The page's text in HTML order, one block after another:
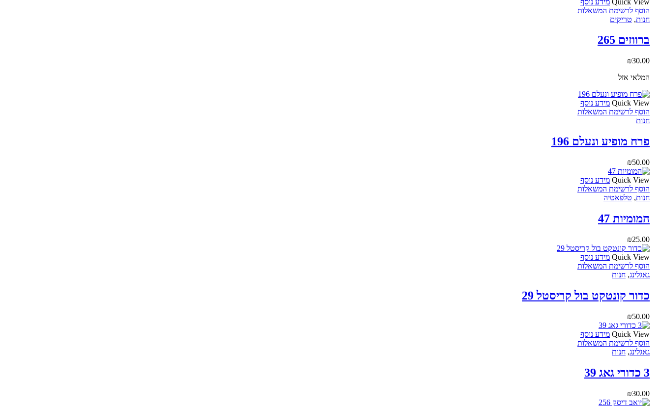
הוסף לרשימת המשאלות
חנות, טריקים
ברווזים 265
₪30.00
המלאי אזל
Quick View מידע נוסף
הוסף לרשימת המשאלות
חנות
פרח מופיע ונעלם 196
₪50.00
Quick View מידע נוסף
הוסף לרשימת המשאלות
חנות, טלפאטיה
המומיות 47
₪25.00
Quick View מידע נוסף
הוסף לרשימת המשאלות
גאגלינג, חנות
כדור קונטקט בול קריסטל 29
₪50.00
Quick View מידע נוסף
הוסף לרשימת המשאלות
גאגלינג, חנות
3 כדורי גאג 39
₪30.00